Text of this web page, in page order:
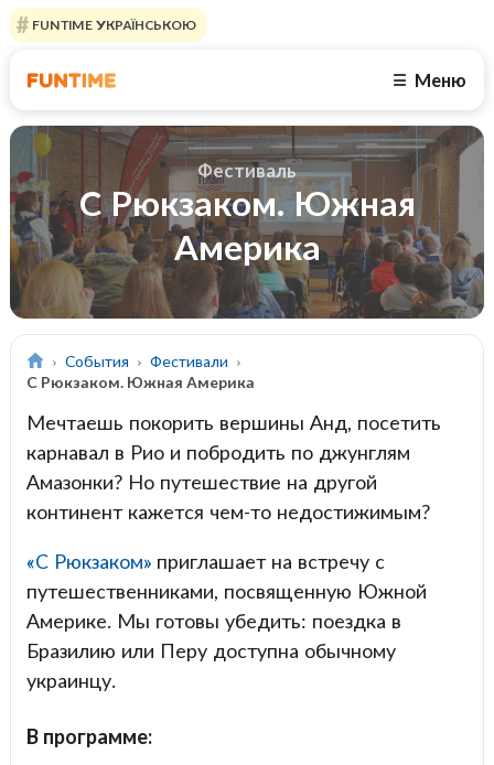
FUNTIME УКРАЇНСЬКОЮ
☰ Меню
Фестиваль
С Рюкзаком. Южная
Америка
События
Фестивали
С Рюкзаком. Южная Америка
Мечтаешь покорить вершины Анд, посетить
карнавал в Рио и побродить по джунглям
Амазонки? Но путешествие на другой
континент кажется чем-то недостижимым?
«С Рюкзаком»приглашает на встречу с
путешественниками, посвященную Южной
Америке. Мы готовы убедить: поездка в
Бразилию или Перу доступна обычному
украинцу.
В программе: